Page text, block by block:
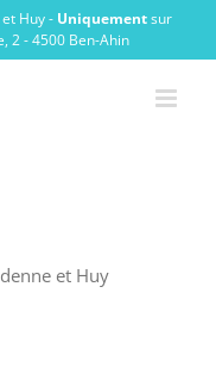
Huy - Uniquementsur
2 - 4500 Ben-Ahin
et Huy